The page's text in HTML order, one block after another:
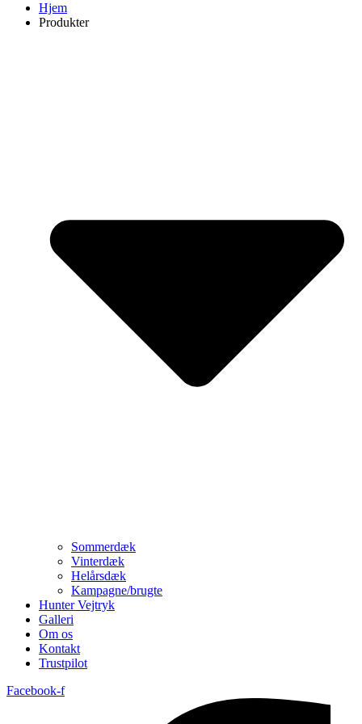
Hjem
Produkter
Sommerdæk
Vinterdæk
Helårsdæk
Kampagne/brugte
Hunter Vejtryk
Galleri
Om os
Kontakt
Trustpilot
Facebook-f